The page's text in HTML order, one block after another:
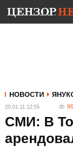
НОВОСТИ
20.01.11 12:55
СМИ: В